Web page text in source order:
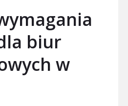
biur
w